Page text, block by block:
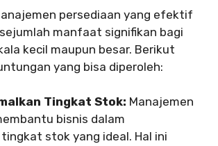
persediaan yang efektif
manfaat signifikan bagi
kecil maupun besar. Berikut
yang bisa diperoleh:
Tingkat Stok: Manajemen
bisnis dalam
stok yang ideal. Hal ini